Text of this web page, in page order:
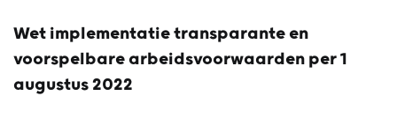
Wet implementatie transparante en
voorspelbare arbeidsvoorwaarden per 1
augustus 2022